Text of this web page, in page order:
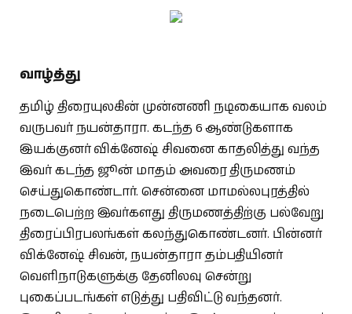
வாழ்த்து
தமிழ் திரையுலகின் முன்னணி நடிகையாக வலம்
வருபவர் நயன்தாரா. கடந்த 6 ஆண்டுகளாக
இயக்குனர் விக்னேஷ் சிவனை காதலித்து வந்த
இவர் கடந்த ஜூன் மாதம் அவரை திருமணம்
செய்துகொண்டார். சென்னை மாமல்லபுரத்தில்
நடைபெற்ற இவர்களது திருமணத்திற்கு பல்வேறு
திரைப்பிரபலங்கள் கலந்துகொண்டனர். பின்னர்
விக்னேஷ் சிவன், நயன்தாரா தம்பதியினர்
வெளிநாடுகளுக்கு தேனிலவு சென்று
புகைப்படங்கள் எடுத்து பதிவிட்டு வந்தனர்.